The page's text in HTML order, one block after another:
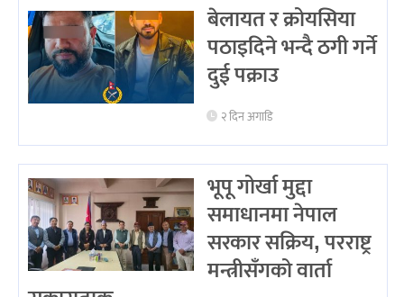
बेलायत र क्रोयसिया
पठाइदिने भन्दै ठगी गर्ने
दुई पक्राउ
२ दिन अगाडि
भूपू गोर्खा मुद्दा
समाधानमा नेपाल
सरकार सक्रिय, परराष्ट्र
मन्त्रीसँगको वार्ता